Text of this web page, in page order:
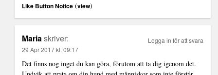
Like Button Notice (view)
Mariaskriver:
29 Apr 2017 kl. 09:17
Det finns nog inget du kan göra, förutom att ta dig igenom det.
Logga in för att svara